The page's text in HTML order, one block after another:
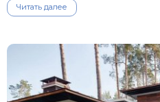
Читать далее